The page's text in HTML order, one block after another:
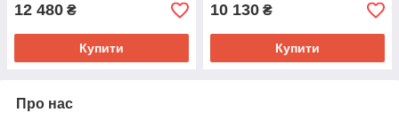
12 480 ₴
Купити
10 130 ₴
Купити
Про нас